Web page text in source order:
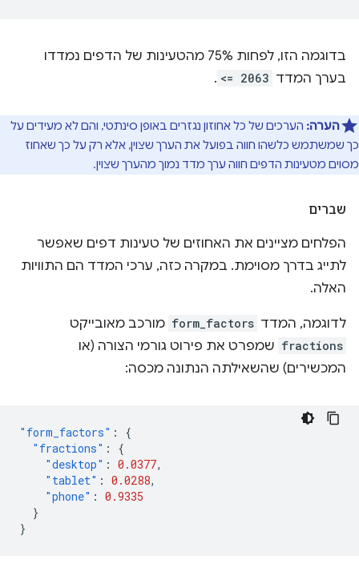
בדוגמה הזו, לפחות 75% מהטעינות של הדפים נמדדו
בערך המדד <= 2063
.
הערה: הערכים של כל אחוזון נגזרים באופן סינתטי, והם לא מעידים על
כך שמשתמש כלשהו חווה בפועל את הערך שצוין, אלא רק על כך שאחוז
מסוים מטעינות הדפים חווה ערך מדד נמוך מהערך שצוין.
שברים
הפלחים מציינים את האחוזים של טעינות דפים שאפשר
לתייג בדרך מסוימת. במקרה כזה, ערכי המדד הם התוויות
האלה.
לדוגמה, המדד form_factors מורכב מאובייקט
fractions שמפרט את פירוט גורמי הצורה (או
המכשירים) שהשאילתה הנתונה מכסה:
"form_factors" :
{
"fractions" :
{
"desktop" : 0.0377,
"tablet" : 0.0288,
"phone" : 0.9335
}
}